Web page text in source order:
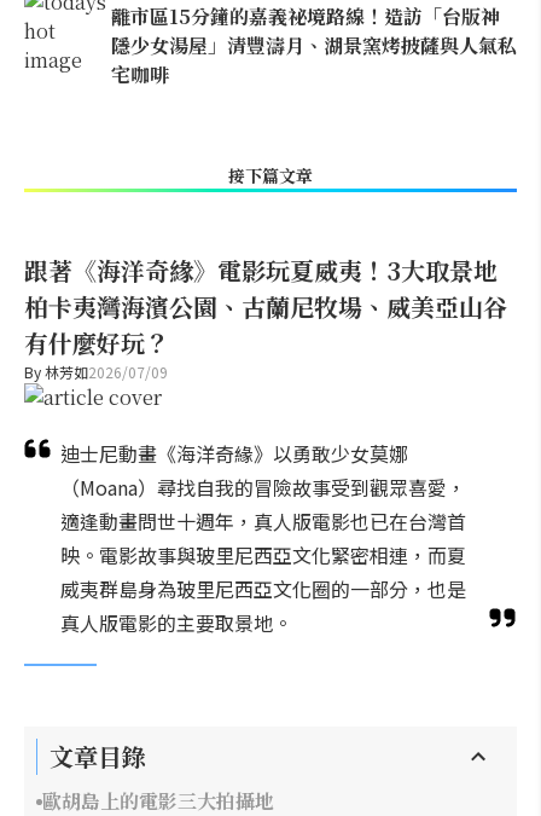
離市區15分鐘的嘉義祕境路線！造訪「台版神
隱少女湯屋」清豐濤月、湖景窯烤披薩與人氣私
宅咖啡
接下篇文章
跟著《海洋奇緣》電影玩夏威夷！3大取景地
柏卡夷灣海濱公園、古蘭尼牧場、威美亞山谷
有什麼好玩？
By林芳如2026/07/09
迪士尼動畫《海洋奇緣》以勇敢少女莫娜
（Moana）尋找自我的冒險故事受到觀眾喜愛，
適逢動畫問世十週年，真人版電影也已在台灣首
映。電影故事與玻里尼西亞文化緊密相連，而夏
威夷群島身為玻里尼西亞文化圈的一部分，也是
真人版電影的主要取景地。
文章目錄
歐胡島上的電影三大拍攝地